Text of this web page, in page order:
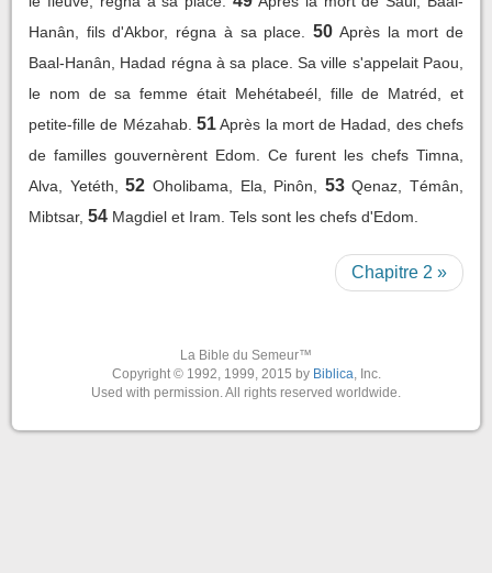
Hanân, fils d'Akbor, régna à sa place.
50 Après la mort de
Baal-Hanân, Hadad régna à sa place. Sa ville s'appelait Paou,
le nom de sa femme était Mehétabeél, fille de Matréd, et
petite-fille de Mézahab. 51 Après la mort de Hadad, des chefs
de familles gouvernèrent Edom. Ce furent les chefs Timna,
Alva, Yetéth,
52 Oholibama, Ela, Pinôn, 53 Qenaz, Témân,
Mibtsar, 54 Magdiel et Iram. Tels sont les chefs d'Edom.
Chapitre 2 »
La Bible du Semeur™
Copyright © 1992, 1999, 2015 by Biblica, Inc.
Used with permission. All rights reserved worldwide.